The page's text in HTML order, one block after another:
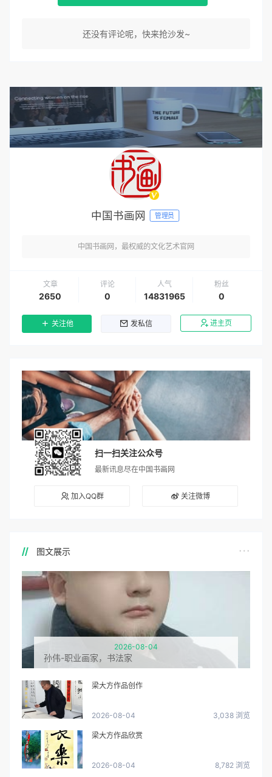
还没有评论呢，快来抢沙发~
中国书画网 管理员
中国书画网，最权威的文化艺术官网
文章
2650
评论
0
人气
14831965
粉丝
0
关注他 发私信 进主页
扫一扫关注公众号
最新讯息尽在中国书画网
加入QQ群 关注微博
图文展示
2026-08-04
孙伟-职业画家，书法家
梁大方作品创作
2026-08-04 3,038 浏览
梁大方作品欣赏
2026-08-04 8,782 浏览